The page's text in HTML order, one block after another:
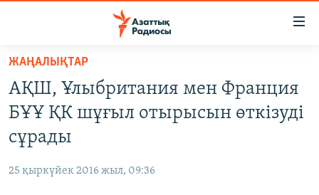
Skip
main
content
main
Navigation
САЯСАТ
АДАМ ҚҰҚЫҚТАРЫ
ЖАҢАЛЫҚТАР
АҚШ, Ұлыбритания мен Франция
БҰҰ ҚК шұғыл отырысын өткізуді
сұрады
25 қыркүйек 2016 жыл, 09:36